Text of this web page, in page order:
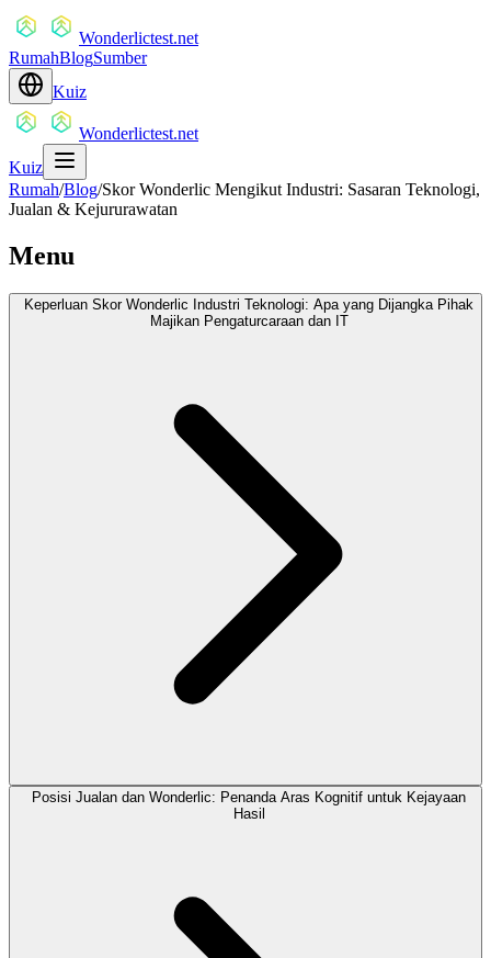
Wonderlictest.net
RumahBlogSumber
Kuiz
Wonderlictest.net
Kuiz
Rumah/Blog/Skor Wonderlic Mengikut Industri: Sasaran Teknologi,
Jualan & Kejururawatan
Menu
Keperluan Skor Wonderlic Industri Teknologi: Apa yang Dijangka Pihak
Majikan Pengaturcaraan dan IT
Posisi Jualan dan Wonderlic: Penanda Aras Kognitif untuk Kejayaan
Hasil